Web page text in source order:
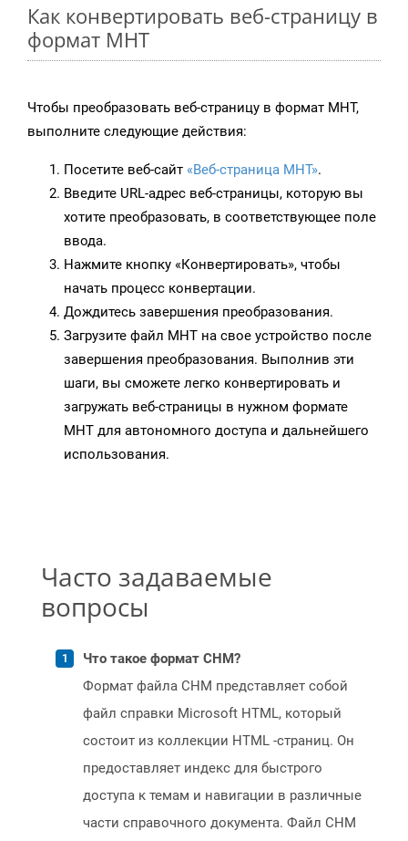
Как конвертировать веб-страницу в
формат MHT
Чтобы преобразовать веб-страницу в формат MHT,
выполните следующие действия:
Посетите веб-сайт «Веб-страница MHT».
Введите URL-адрес веб-страницы, которую вы
хотите преобразовать, в соответствующее поле
ввода.
Нажмите кнопку «Конвертировать», чтобы
начать процесс конвертации.
Дождитесь завершения преобразования.
Загрузите файл MHT на свое устройство после
завершения преобразования. Выполнив эти
шаги, вы сможете легко конвертировать и
загружать веб-страницы в нужном формате
MHT для автономного доступа и дальнейшего
использования.
Часто задаваемые
вопросы
Что такое формат CHM?
Формат файла CHM представляет собой
файл справки Microsoft HTML, который
состоит из коллекции HTML -страниц. Он
предоставляет индекс для быстрого
доступа к темам и навигации в различные
части справочного документа. Файл CHM